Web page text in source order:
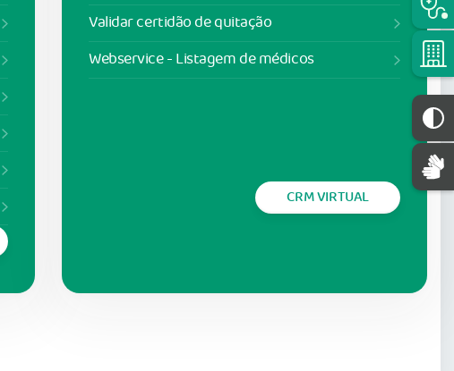
Validar certidão de quitação
Webservice - Listagem de médicos
CRM VIRTUAL